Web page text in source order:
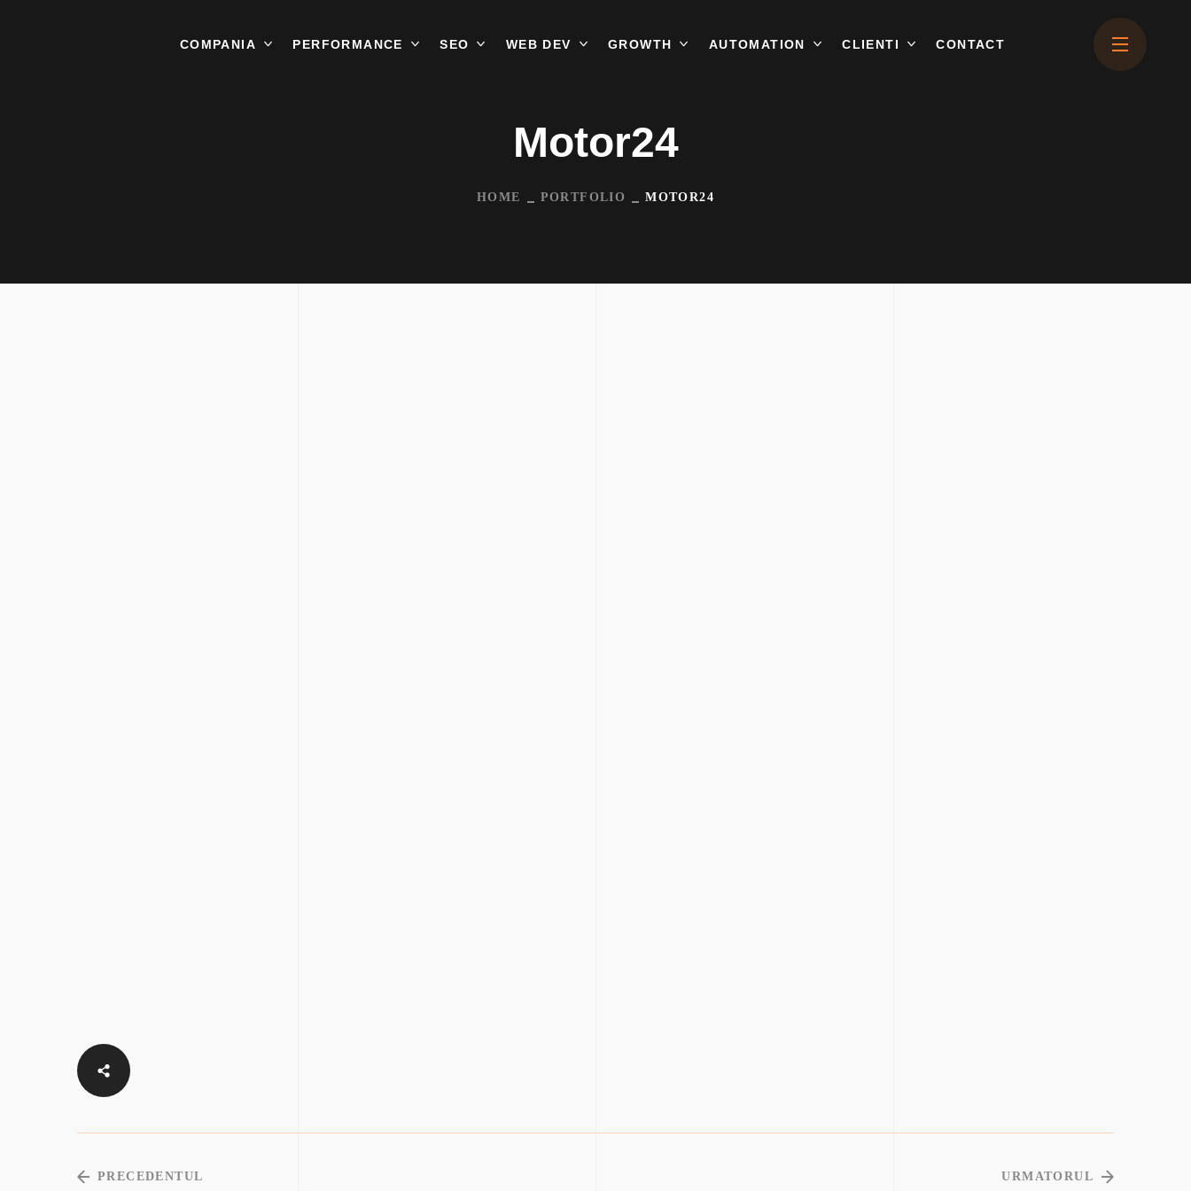
COMPANIA PERFORMANCE SEO WEB DEV GROWTH AUTOMATION CLIENTI CONTACT
CONTACT
Motor24
HOME PORTFOLIO MOTOR24
PRECEDENTUL URMATORUL